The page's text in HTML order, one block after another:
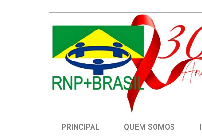
PRINCIPAL QUEM SOMOS